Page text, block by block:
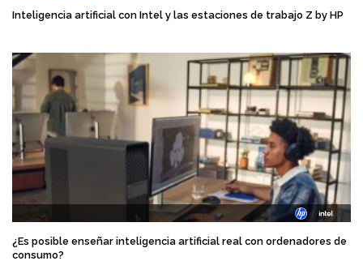
Inteligencia artificial con Intel y las estaciones de trabajo Z by HP
¿Es posible enseñar inteligencia artificial real con ordenadores de
consumo?